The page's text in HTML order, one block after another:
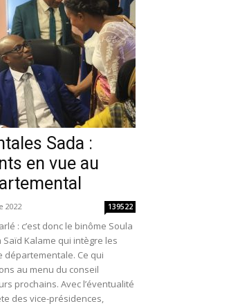
Sada :
en vue au
2022 139522
: c’est donc le binôme Soula
Kalame qui intègre les
départementale. Ce qui
au menu du conseil
prochains. Avec l’éventualité
des vice-présidences,